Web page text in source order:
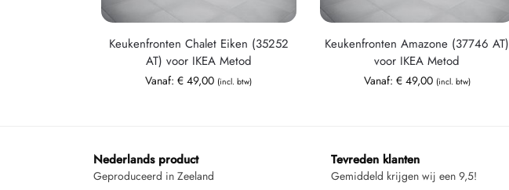
Keukenfronten Chalet Eiken (35252
AT) voor IKEA Metod
Vanaf:€ 49,00 (incl. btw)
Keukenfronten Amazone (37746 AT)
voor IKEA Metod
Vanaf: €49,00 (incl. btw)
Nederlands product
Geproduceerd in Zeeland
Tevreden klanten
Gemiddeld krijgen wij een 9,5!